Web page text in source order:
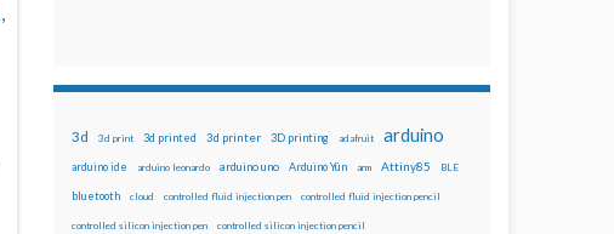
,
3d 3d print 3d printed 3d printer 3D printing adafruit arduino
arduino ide arduino leonardo arduino uno Arduino Yún arm Attiny85 BLE
bluetooth cloud controlled fluid injection pen controlled fluid injection pencil
controlled silicon injection pen controlled silicon injection pencil